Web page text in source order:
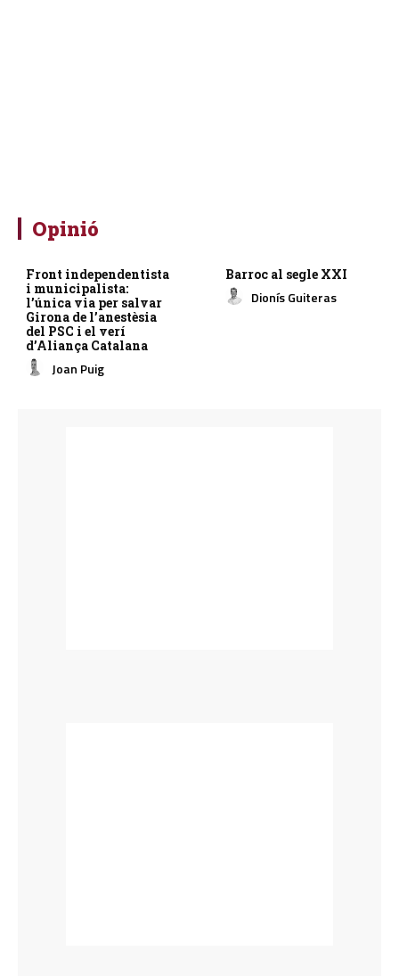
Opinió
Front independentista
i municipalista:
l’única via per salvar
Girona de l’anestèsia
del PSC i el verí
d’Aliança Catalana
Joan Puig
Barroc al segle XXI
Dionís Guiteras